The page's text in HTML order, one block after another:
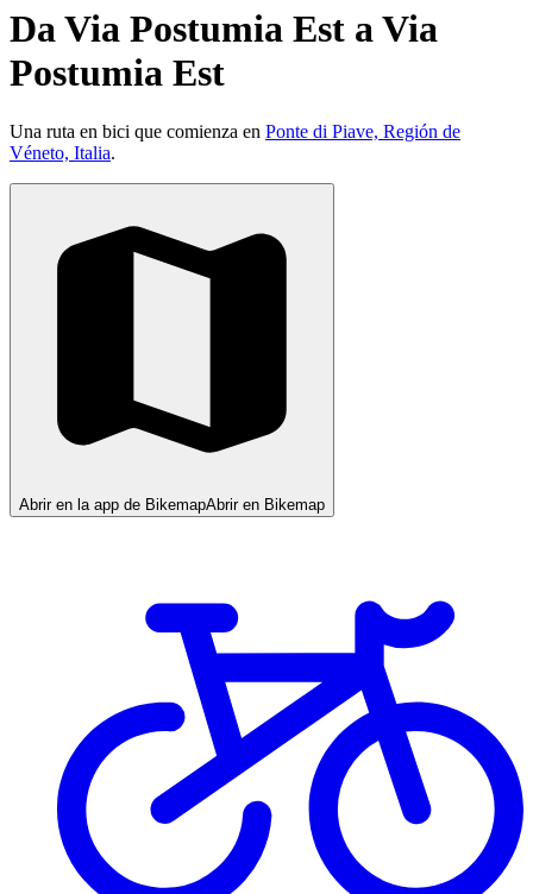
Da Via Postumia Est a Via
Postumia Est
Una ruta en bici que comienza en Ponte di Piave, Región de
Véneto, Italia.
Abrir en la app de BikemapAbrir en Bikemap